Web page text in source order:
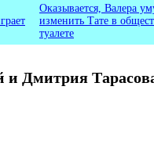
и Дмитрия
Оказывается, Валера
изменить Тате в
туалете